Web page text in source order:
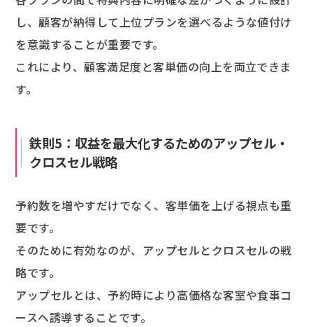
し、顧客が納得して上位プランを選べるような値付け
を意識することが重要です。
これにより、顧客満足度と客単価の向上を両立できま
す。
鉄則5：収益を最大化するためのアップセル・
クロスセル戦略
予約数を増やすだけでなく、客単価を上げる視点も重
要です。
そのために有効なのが、アップセルとクロスセルの戦
略です。
アップセルとは、予約時により高価格な客室や食事コ
ースへ誘導することです。